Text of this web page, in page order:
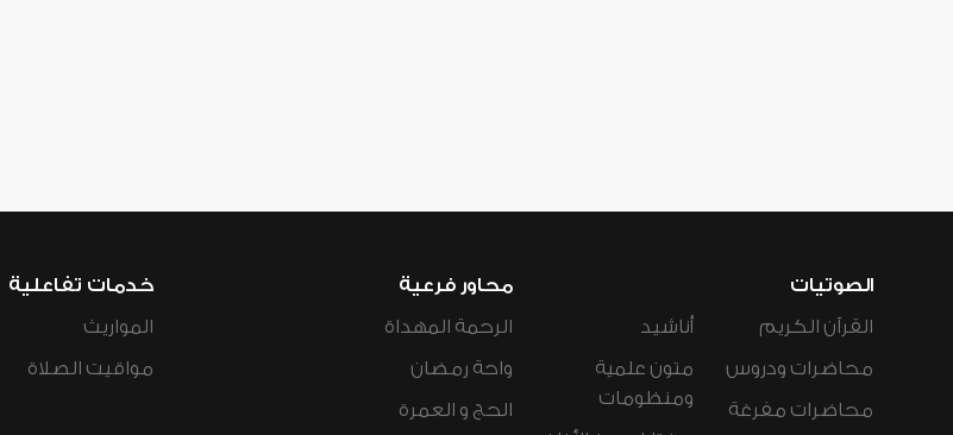
الصوتيات
القرآن الكريم
محاضرات ودروس
محاضرات مفرغة
أناشيد
متون علمية
ومنظومات
محاور فرعية
الرحمة المهداة
واحة رمضان
الحج و العمرة
خدمات تفاعلية
المواريث
مواقيت الصلاة